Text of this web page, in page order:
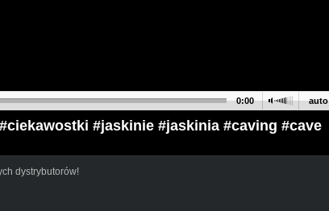
auto
0:00
#jaskinie #jaskinia #caving #cave
dystrybutorów!